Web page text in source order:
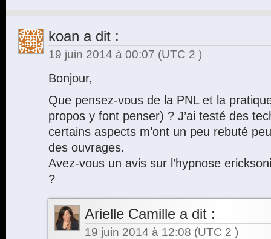
koan a dit :
19 juin 2014 à 00:07 (UTC 2 )
Bonjour,
Que pensez-vous de la PNL et la
propos y font penser) ? J’ai testé des
certains aspects m’ont un peu rebuté
des ouvrages.
Avez-vous un avis sur l’hypnose
?
Arielle Camille a dit :
19 juin 2014 à 12:08 (UTC 2 )